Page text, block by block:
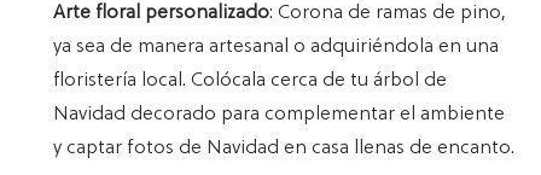
Arte floral personalizado: Corona de ramas de pino,
ya sea de manera artesanal o adquiriéndola en una
floristería local. Colócala cerca de tu árbol de
Navidad decorado para complementar el ambiente
y captar fotos de Navidad en casa llenas de encanto.